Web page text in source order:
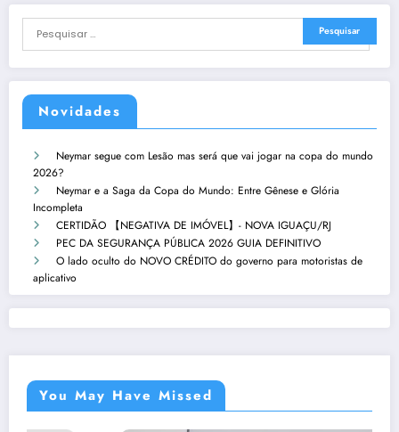
Novidades
Neymar segue com Lesão mas será que vai jogar na copa do mundo
2026?
Neymar e a Saga da Copa do Mundo: Entre Gênese e Glória
Incompleta
CERTIDÃO 【NEGATIVA DE IMÓVEL】- NOVA IGUAÇU/RJ
PEC DA SEGURANÇA PÚBLICA 2026 GUIA DEFINITIVO
O lado oculto do NOVO CRÉDITO do governo para motoristas de
aplicativo
You May Have Missed